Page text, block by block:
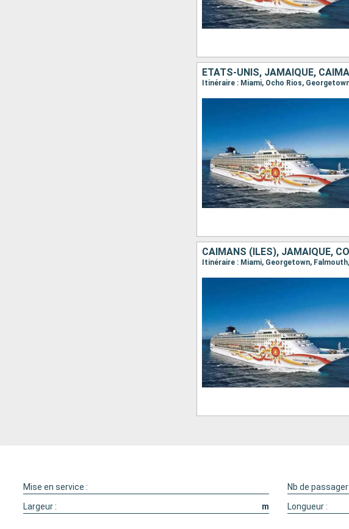
Mise en service : Nb de
Largeur :
m Longueur :